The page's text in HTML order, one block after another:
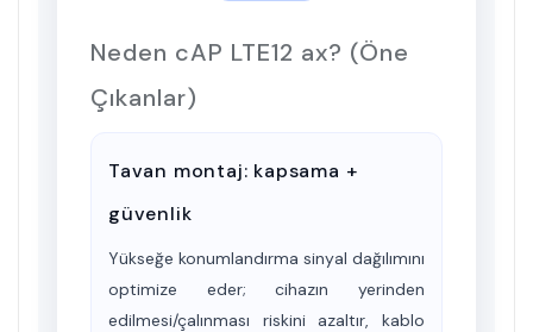
Neden cAP LTE12 ax? (Öne
Çıkanlar)
Tavan montaj: kapsama +
güvenlik
Yükseğe konumlandırma sinyal dağılımını
optimize eder; cihazın yerinden
edilmesi/çalınması riskini azaltır, kablo